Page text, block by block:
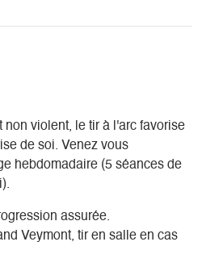
violent, le tir à l'arc favorise
de soi. Venez vous
hebdomadaire (5 séances de
assurée.
Veymont, tir en salle en cas